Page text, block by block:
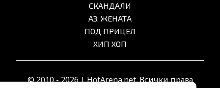
СКАНДАЛИ
АЗ, ЖЕНАТА
ПОД ПРИЦЕЛ
ХИП ХОП
© 2010 - 2026 | HotArena.net. Всички права